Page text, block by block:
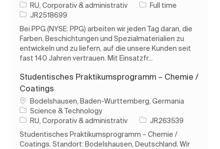
Categorie
RU, Corporativ & administrativ Tipul postului
Full time
Job IdJR2518699
Bei PPG (NYSE: PPG) arbeiten wir jeden Tag daran, die
Farben, Beschichtungen und Spezialmaterialien zu
entwickeln und zu liefern, auf die unsere Kunden seit
fast 140 Jahren vertrauen. Mit Einsatzfr...
Studentisches Praktikumsprogramm – Chemie /
Coatings
LocBodelshausen, Baden-Wurttemberg, Germania
Science & Technology
Categorie
RU, Corporativ & administrativ Job IdJR263539
Studentisches Praktikumsprogramm – Chemie /
Coatings. Standort: Bodelshausen, Deutschland. Wir